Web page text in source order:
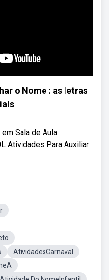
o Nome : as letras
Sala de Aula
Atividades Para Auxiliar
AtividadesCarnaval